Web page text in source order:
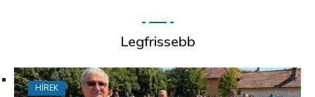
Legfrissebb
HÍREK